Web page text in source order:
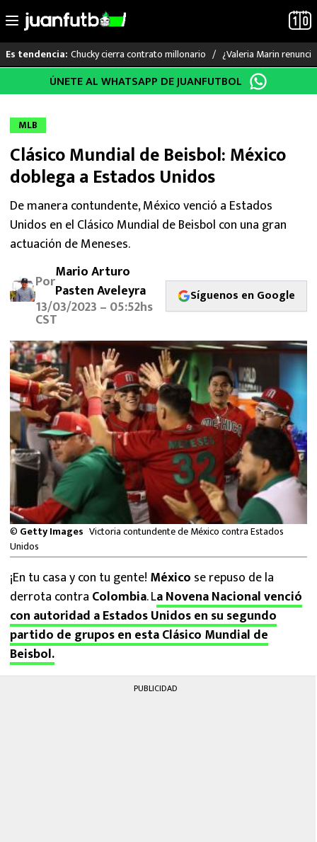
al
Es tendencia: Chucky cierra contrato millonario ¿Valeria Marin
LO ÚLTIMO
LIGA MX
RAYADOS
ATLANTE
FUTBOL INTERNACIONAL
MEXICANOS EN EL EXTRANJERO
FUTBOL ESTUFA
FÓRMULA 1
BOXEO
LIGA MX
NFL
ÚNETE AL WHATSAPP DE JUANFUTBOL
MLB
Clásico Mundial de Beisbol: México
doblega a Estados Unidos
De manera contundente, México venció a Estados
Unidos en el Clásico Mundial de Beisbol con una gran
actuación de Meneses.
PorMario Arturo
Pasten Aveleyra
13/03/2023 – 05:52hs
CST
Síguenos en Google
© Getty Images Victoria contundente de México contra Estados
Unidos
¡En tu casa y con tu gente! México se repuso de la
derrota contra Colombia. La Novena Nacional venció
con autoridad a Estados Unidos en su segundo
partido de grupos en esta Clásico Mundial de
Beisbol.
PUBLICIDAD